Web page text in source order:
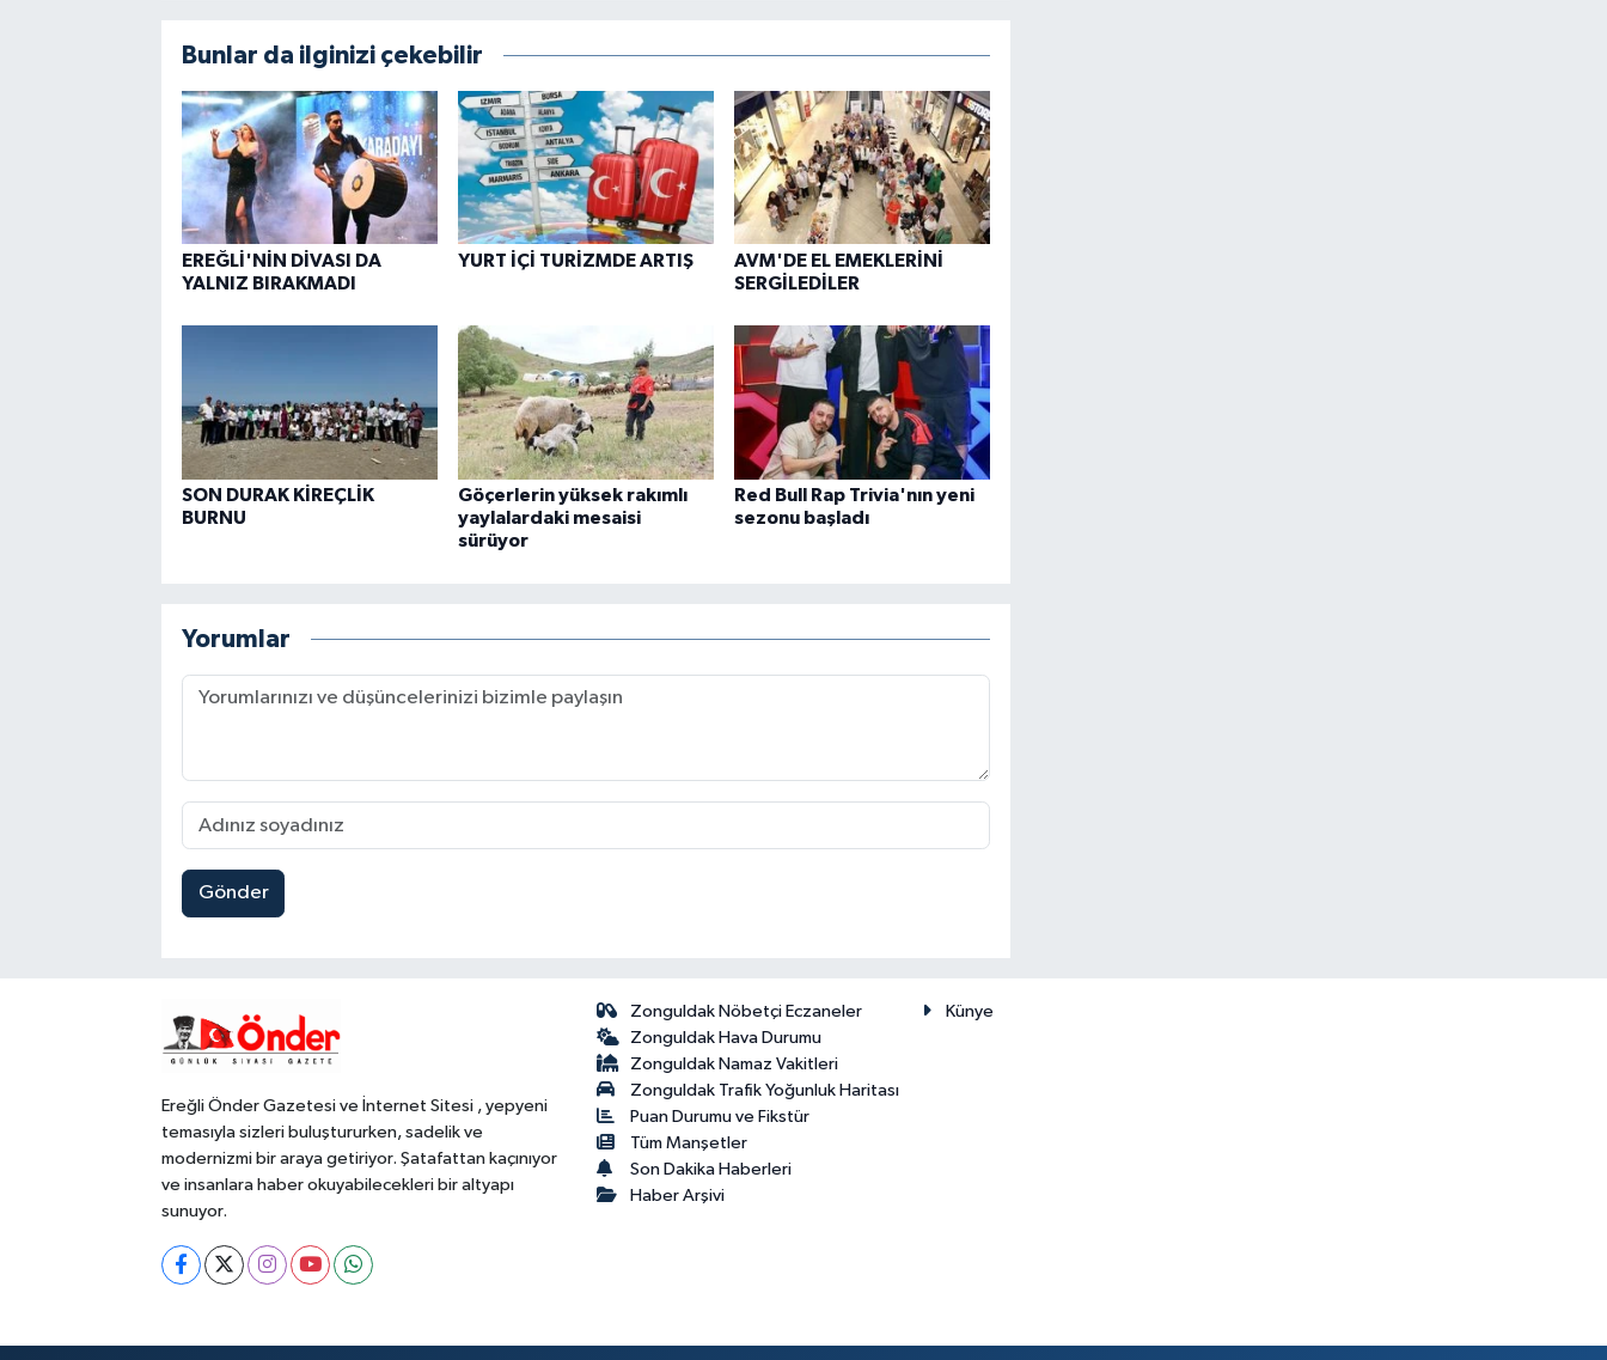
Bunlar da ilginizi çekebilir
EREĞLİ'NİN DİVASI DA
YALNIZ BIRAKMADI
YURT İÇİ TURİZMDE ARTIŞ
AVM'DE EL EMEKLERİNİ
SERGİLEDİLER
SON DURAK KİREÇLİK
BURNU
Göçerlerin yüksek rakımlı
yaylalardaki mesaisi
sürüyor
Red Bull Rap Trivia'nın yeni
sezonu başladı
Yorumlar
Gönder
Ereğli Önder Gazetesi ve İnternet Sitesi , yepyeni
temasıyla sizleri buluştururken, sadelik ve
modernizmi bir araya getiriyor. Şatafattan kaçınıyor
ve insanlara haber okuyabilecekleri bir altyapı
sunuyor.
Zonguldak Nöbetçi Eczaneler
Zonguldak Hava Durumu
Zonguldak Namaz Vakitleri
Zonguldak Trafik Yoğunluk Haritası
Puan Durumu ve Fikstür
Tüm Manşetler
Son Dakika Haberleri
Haber Arşivi
Künye